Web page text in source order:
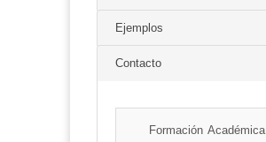
Ejemplos
Contacto
Formación Académica